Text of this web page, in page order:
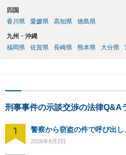
四国
香川県
愛媛県 高知県 徳島県
九州・沖縄
福岡県
佐賀県 長崎県 熊本県 大分県
刑事事件の示談交渉の法律Q&A
1 警察から窃盗の件で呼び出
2026年8月2日